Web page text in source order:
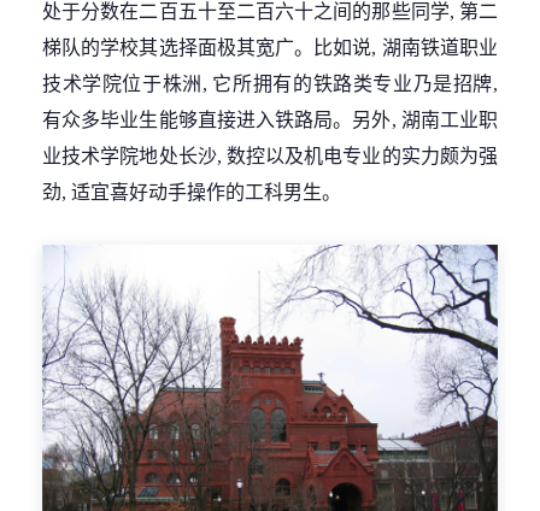
处于分数在二百五十至二百六十之间的那些同学, 第二
梯队的学校其选择面极其宽广。比如说, 湖南铁道职业
技术学院位于株洲, 它所拥有的铁路类专业乃是招牌,
有众多毕业生能够直接进入铁路局。另外, 湖南工业职
业技术学院地处长沙, 数控以及机电专业的实力颇为强
劲, 适宜喜好动手操作的工科男生。